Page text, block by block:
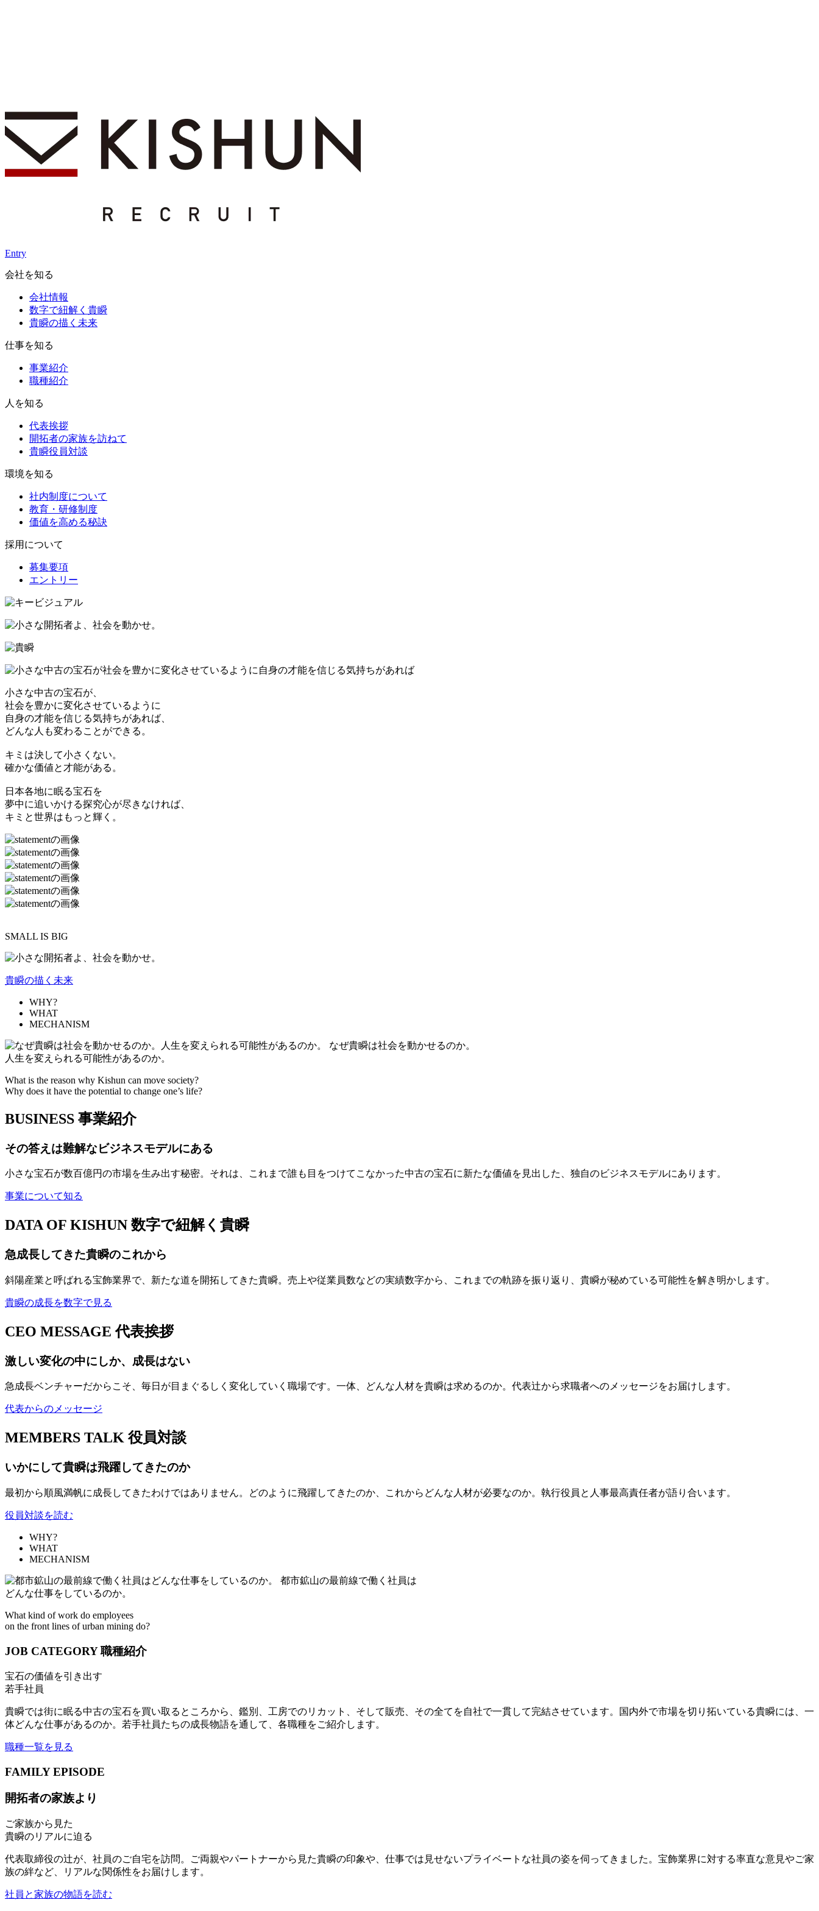
Entry
会社を知る
会社情報
数字で紐解く貴瞬
貴瞬の描く未来
仕事を知る
事業紹介
職種紹介
人を知る
代表挨拶
開拓者の家族を訪ねて
貴瞬役員対談
環境を知る
社内制度について
教育・研修制度
価値を高める秘訣
採用について
募集要項
エントリー
小さな中古の宝石が、
社会を豊かに変化させているように
自身の才能を信じる気持ちがあれば、
どんな人も変わることができる。
キミは決して小さくない。
確かな価値と才能がある。
日本各地に眠る宝石を
夢中に追いかける探究心が尽きなければ、
キミと世界はもっと輝く。
SMALL IS BIG
貴瞬の描く未来
WHY?
WHAT
MECHANISM
なぜ貴瞬は社会を動かせるのか。
人生を変えられる可能性があるのか。
What is the reason why Kishun can move society?
Why does it have the potential to change one’s life?
BUSINESS 事業紹介
その答えは難解なビジネスモデルにある
小さな宝石が数百億円の市場を生み出す秘密。それは、これまで誰も目をつけてこなかった中古の宝石に新たな価値を見出した、独自のビジネスモデルにあります。
事業について知る
DATA OF KISHUN 数字で紐解く貴瞬
急成長してきた貴瞬のこれから
斜陽産業と呼ばれる宝飾業界で、新たな道を開拓してきた貴瞬。売上や従業員数などの実績数字から、これまでの軌跡を振り返り、貴瞬が秘めている可能性を解き明かします。
貴瞬の成長を数字で見る
CEO MESSAGE 代表挨拶
激しい変化の中にしか、成長はない
急成長ベンチャーだからこそ、毎日が目まぐるしく変化していく職場です。一体、どんな人材を貴瞬は求めるのか。代表辻から求職者へのメッセージをお届けします。
代表からのメッセージ
MEMBERS TALK 役員対談
いかにして貴瞬は飛躍してきたのか
最初から順風満帆に成長してきたわけではありません。どのように飛躍してきたのか、これからどんな人材が必要なのか。執行役員と人事最高責任者が語り合います。
役員対談を読む
WHY?
WHAT
MECHANISM
都市鉱山の最前線で働く社員は
どんな仕事をしているのか。
What kind of work do employees
on the front lines of urban mining do?
JOB CATEGORY 職種紹介
宝石の価値を引き出す
若手社員
貴瞬では街に眠る中古の宝石を買い取るところから、鑑別、工房でのリカット、そして販売、その全てを自社で一貫して完結させています。国内外で市場を切り拓いている貴瞬には、一
体どんな仕事があるのか。若手社員たちの成長物語を通して、各職種をご紹介します。
職種一覧を見る
FAMILY EPISODE
開拓者の家族より
ご家族から見た
貴瞬のリアルに迫る
代表取締役の辻が、社員のご自宅を訪問。ご両親やパートナーから見た貴瞬の印象や、仕事では見せないプライベートな社員の姿を伺ってきました。宝飾業界に対する率直な意見やご家
族の絆など、リアルな関係性をお届けします。
社員と家族の物語を読む